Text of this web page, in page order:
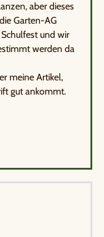
aber dieses
Garten-AG
und wir
werden da
meine Artikel,
gut ankommt.